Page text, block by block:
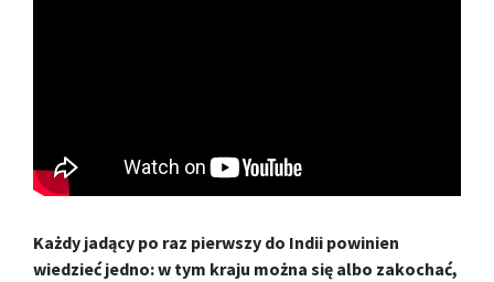
Każdy jadący po raz pierwszy do Indii powinien
wiedzieć jedno: w tym kraju można się albo zakochać,